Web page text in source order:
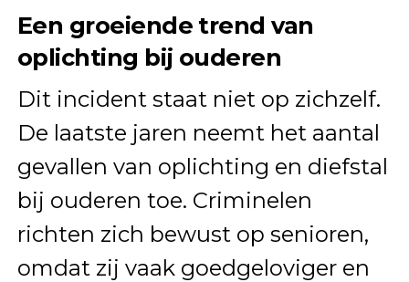
Een groeiende trend van
oplichting bij ouderen
Dit incident staat niet op zichzelf.
De laatste jaren neemt het aantal
gevallen van oplichting en diefstal
bij ouderen toe. Criminelen
richten zich bewust op senioren,
omdat zij vaak goedgeloviger en